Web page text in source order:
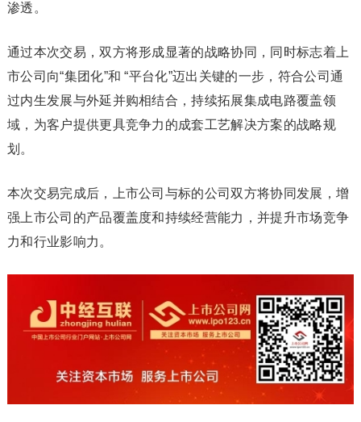
渗透。
通过本次交易，双方将形成显著的战略协同，同时标志着上
市公司向“集团化”和 “平台化”迈出关键的一步，符合公司通
过内生发展与外延并购相结合，持续拓展集成电路覆盖领
域，为客户提供更具竞争力的成套工艺解决方案的战略规
划。
本次交易完成后，上市公司与标的公司双方将协同发展，增
强上市公司的产品覆盖度和持续经营能力，并提升市场竞争
力和行业影响力。